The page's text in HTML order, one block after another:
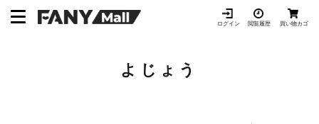
ログイン 閲覧履歴 買い物カゴ
よじょう